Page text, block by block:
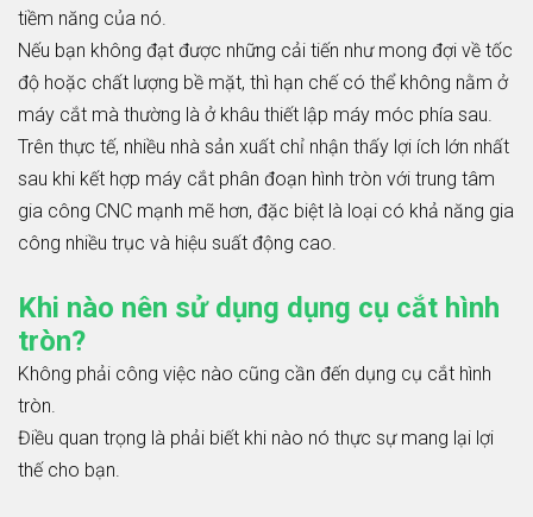
tiềm năng của nó.
Nếu bạn không đạt được những cải tiến như mong đợi về tốc
độ hoặc chất lượng bề mặt, thì hạn chế có thể không nằm ở
máy cắt mà thường là ở khâu thiết lập máy móc phía sau.
Trên thực tế, nhiều nhà sản xuất chỉ nhận thấy lợi ích lớn nhất
sau khi kết hợp máy cắt phân đoạn hình tròn với trung tâm
gia công CNC mạnh mẽ hơn, đặc biệt là loại có khả năng gia
công nhiều trục và hiệu suất động cao.
Khi nào nên sử dụng dụng cụ cắt hình
tròn?
Không phải công việc nào cũng cần đến dụng cụ cắt hình
tròn.
Điều quan trọng là phải biết khi nào nó thực sự mang lại lợi
thế cho bạn.